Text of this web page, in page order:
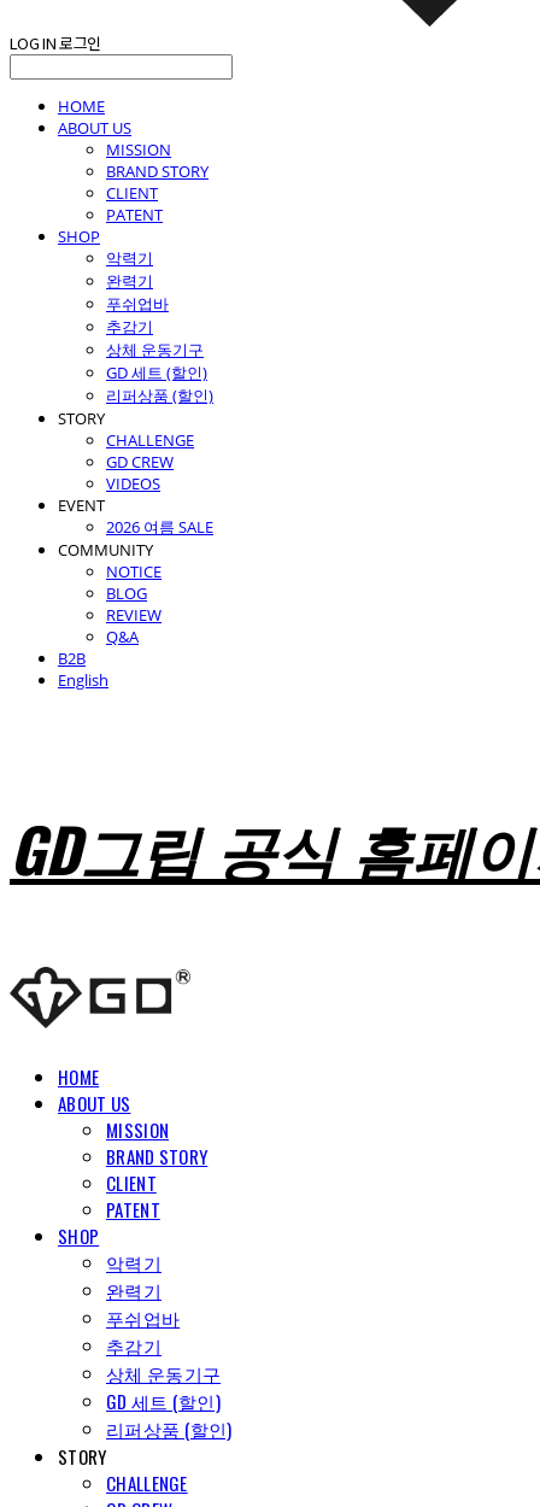
LOG IN로그인
HOME
ABOUT US
MISSION
BRAND STORY
CLIENT
PATENT
SHOP
악력기
완력기
푸쉬업바
추감기
상체 운동기구
GD 세트 (할인)
리퍼상품 (할인)
STORY
CHALLENGE
GD CREW
VIDEOS
EVENT
2026 여름 SALE
COMMUNITY
NOTICE
BLOG
REVIEW
Q&A
B2B
English
GD그립 공식 홈페
HOME
ABOUT US
MISSION
BRAND STORY
CLIENT
PATENT
SHOP
악력기
완력기
푸쉬업바
추감기
상체 운동기구
GD 세트 (할인)
리퍼상품 (할인)
STORY
CHALLENGE